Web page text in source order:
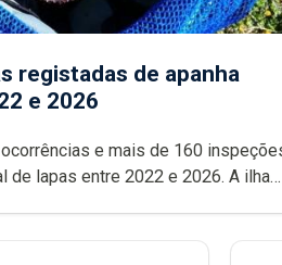
registadas de apanha
e 2026
mais de 160 inspeções
entre 2022 e 2026. A ilha